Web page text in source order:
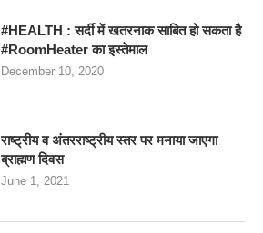
#HEALTH : सर्दी में खतरनाक साबित हो सकता है
#RoomHeater का इस्तेमाल
December 10, 2020
राष्ट्रीय व अंतरराष्ट्रीय स्तर पर मनाया जाएगा
ब्राह्मण दिवस
June 1, 2021